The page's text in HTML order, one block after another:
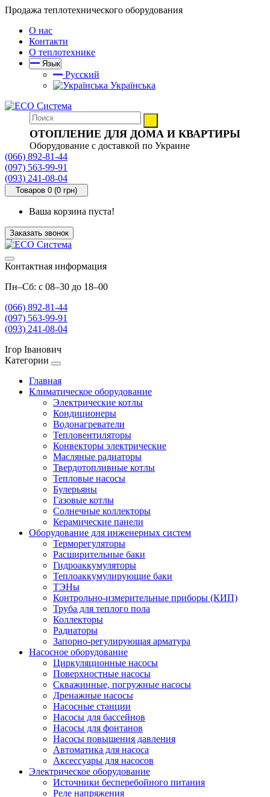
Продажа теплотехнического оборудования
О нас
Контакти
О теплотехнике
Язык
Русский
Українська
ОТОПЛЕНИЕ ДЛЯ ДОМА И КВАРТИРЫ
Оборудование с доставкой по Украине
(066) 892-81-44
(097) 563-99-91
(093) 241-08-04
Товаров 0 (0 грн)
Ваша корзина пуста!
Заказать звонок
Контактная информация
Пн–Сб: с 08–30 до 18–00
(066) 892-81-44
(097) 563-99-91
(093) 241-08-04
Ігор Іванович
Категории
Главная
Климатическое оборудование
Электрические котлы
Кондиционеры
Водонагреватели
Тепловентиляторы
Конвекторы электрические
Масляные радиаторы
Твердотопливные котлы
Тепловые насосы
Булерьяны
Газовые котлы
Солнечные коллекторы
Керамические панели
Оборудование для инженерных систем
Терморегуляторы
Расширительные баки
Гидроаккумуляторы
Теплоаккумулирующие баки
ТЭНы
Контрольно-измерительные приборы (КИП)
Труба для теплого пола
Коллекторы
Радиаторы
Запорно-регулирующая арматура
Насосное оборудование
Циркуляционные насосы
Поверхностные насосы
Скважинные, погружные насосы
Дренажные насосы
Насосные станции
Насосы для бассейнов
Насосы для фонтанов
Насосы повышения давления
Автоматика для насоса
Аксессуары для насосов
Электрическое оборудование
Источники бесперебойного питания
Реле напряжения